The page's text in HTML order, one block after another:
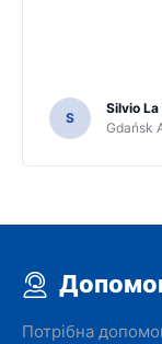
S
Silvio
Gdańsk
Потрібна